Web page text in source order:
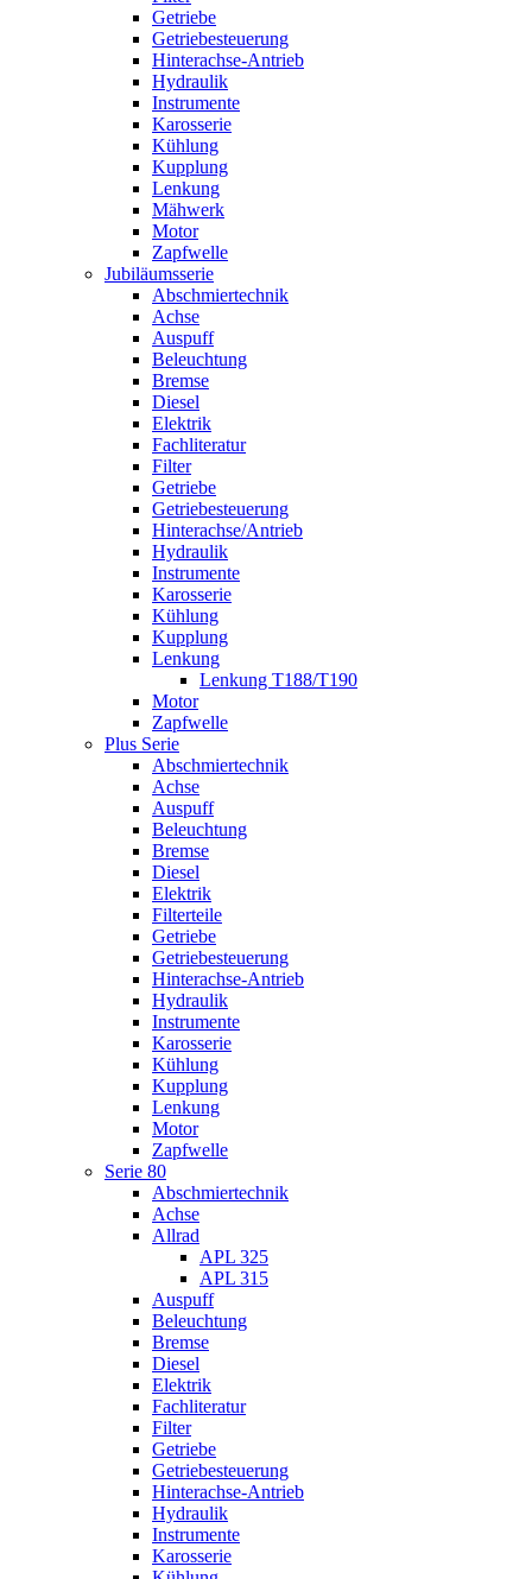
Getriebe
Getriebesteuerung
Hinterachse-Antrieb
Hydraulik
Instrumente
Karosserie
Kühlung
Kupplung
Lenkung
Mähwerk
Motor
Zapfwelle
Jubiläumsserie
Abschmiertechnik
Achse
Auspuff
Beleuchtung
Bremse
Diesel
Elektrik
Fachliteratur
Filter
Getriebe
Getriebesteuerung
Hinterachse/Antrieb
Hydraulik
Instrumente
Karosserie
Kühlung
Kupplung
Lenkung
Lenkung T188/T190
Motor
Zapfwelle
Plus Serie
Abschmiertechnik
Achse
Auspuff
Beleuchtung
Bremse
Diesel
Elektrik
Filterteile
Getriebe
Getriebesteuerung
Hinterachse-Antrieb
Hydraulik
Instrumente
Karosserie
Kühlung
Kupplung
Lenkung
Motor
Zapfwelle
Serie 80
Abschmiertechnik
Achse
Allrad
APL 325
APL 315
Auspuff
Beleuchtung
Bremse
Diesel
Elektrik
Fachliteratur
Filter
Getriebe
Getriebesteuerung
Hinterachse-Antrieb
Hydraulik
Instrumente
Karosserie